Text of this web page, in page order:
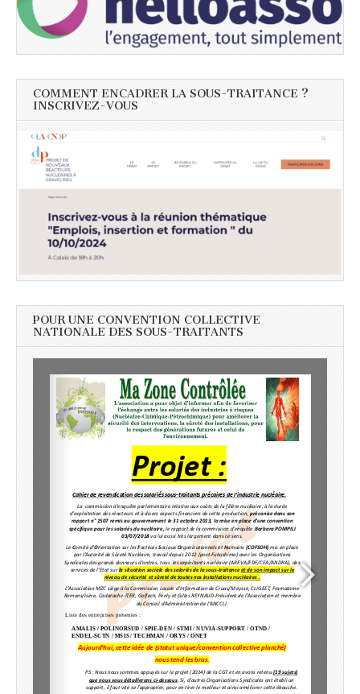
COMMENT ENCADRER LA SOUS-TRAITANCE ?
INSCRIVEZ-VOUS
POUR UNE CONVENTION COLLECTIVE
NATIONALE DES SOUS-TRAITANTS